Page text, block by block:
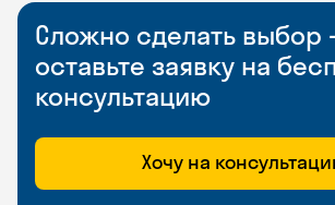
Сложно сделать
оставьте заявку на
консультацию
Хочу на